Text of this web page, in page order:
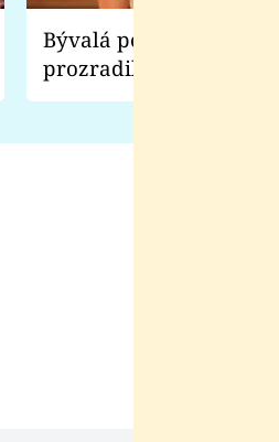
Bývalá pornoherečka
prozradila, co ji
natáčení Euforie.